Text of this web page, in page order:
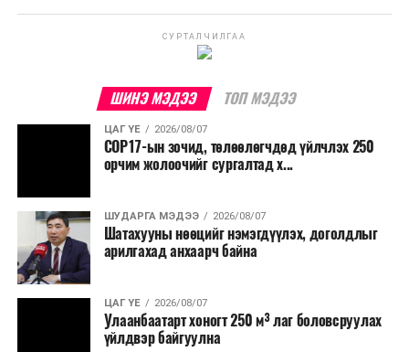
шийдвэрлэжээ.
Харин дараах зардлыг хязгаарлахаар болсон байна.
шийдвэртэйгээс бусад хурал, зөвлөгөөн, ой,
тэмдэглэлт өдөр, найр наадам, соёлын арга
Урьдчилан төлөвлөсөн төрийн өндөр албан
тушаалтны томилолтоос бусад гадаад
томилолт, гадаадын зочин хүлээн авах зардал;
Зайлшгүй шаардлагагүй тоног төхөөрөмж,
тавилга, автомашин худалдан авах;
Батлан хамгаалах, хууль зүйн салбараас бусад
СУРТАЛЧИЛГАА
ШИНЭ МЭДЭЭ ТОП МЭДЭЭ
ЦАГ ҮЕ 2026/08/07
COP17-ын зочид, төлөөлөгчдөд үйлчлэх 250
орчим жолоочийг сургалтад х...
ШУДАРГА МЭДЭЭ 2026/08/07
Шатахууны нөөцийг нэмэгдүүлэх, доголдлыг
арилгахад анхаарч байна
ЦАГ ҮЕ 2026/08/07
Улаанбаатарт хоногт 250 м³ лаг боловсруулах
үйлдвэр байгуулна